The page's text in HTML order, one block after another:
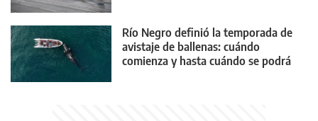
Río Negro definió la temporada de
avistaje de ballenas: cuándo
comienza y hasta cuándo se podrá